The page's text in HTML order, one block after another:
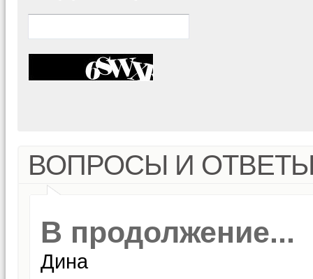
ВОПРОСЫ И
В продолжение...
Дина